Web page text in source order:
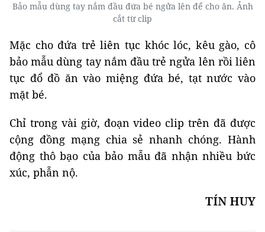
Bảo mẫu dùng tay nắm đầu đứa bé ngửa lên để cho ăn. Ảnh
cắt từ clip
Mặc cho đứa trẻ liên tục khóc lóc, kêu gào, cô
bảo mẫu dùng tay nắm đầu trẻ ngửa lên rồi liên
tục đổ đồ ăn vào miệng đứa bé, tạt nước vào
mặt bé.
Chỉ trong vài giờ, đoạn video clip trên đã được
cộng đồng mạng chia sẻ nhanh chóng. Hành
động thô bạo của bảo mẫu đã nhận nhiều bức
xúc, phẫn nộ.
TÍN HUY